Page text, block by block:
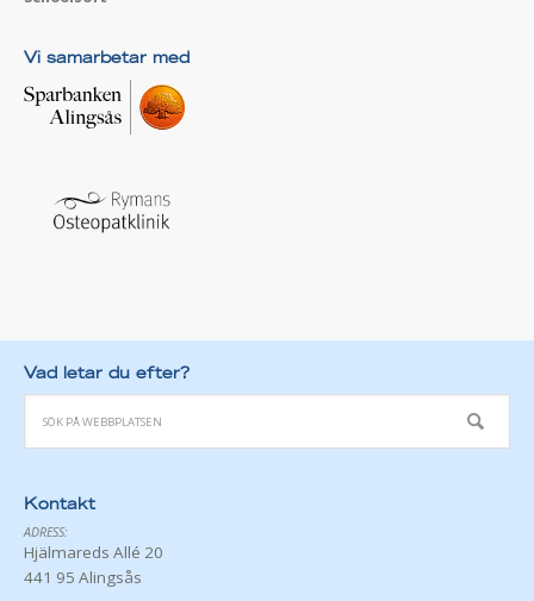
Vi samarbetar med
Vad letar du efter?
Kontakt
ADRESS:
Hjälmareds Allé 20
441 95 Alingsås